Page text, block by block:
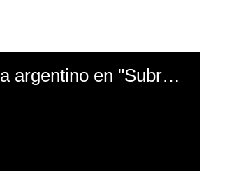
El mal momento de Yanina Gasañol con un hincha argentino en "Subrayado"